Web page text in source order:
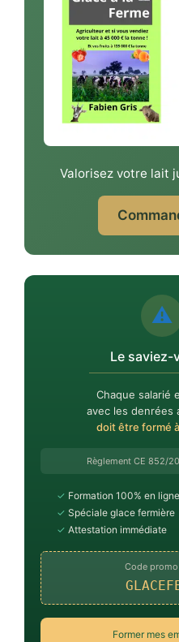
Valorisez votre lait
⚠️
Le saviez-
Chaque salarié
avec les denrées
doit être formé
Règlement CE 852/
✓ Formation 100% en ligne
✓ Spéciale glace fermière
✓ Attestation immédiate
Code
Former mes